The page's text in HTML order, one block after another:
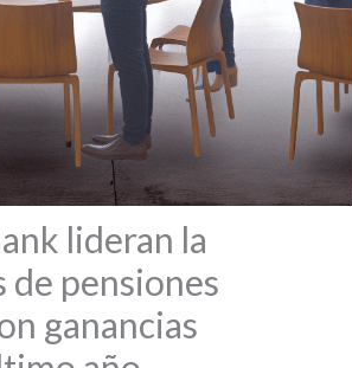
lideran la
de pensiones
ganancias